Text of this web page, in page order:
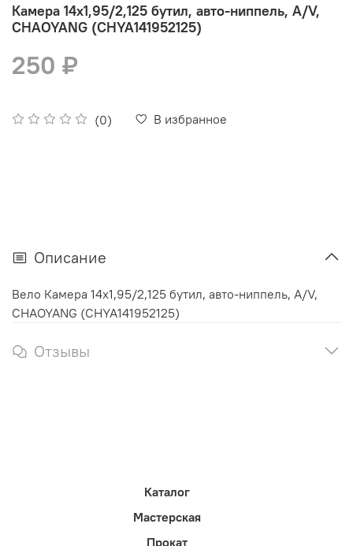
Камера 14x1,95/2,125 бутил, авто-ниппель, A/V,
CHAOYANG (CHYA141952125)
(0) В избранное
250 ₽
Описание
Вело Камера 14x1,95/2,125 бутил, авто-ниппель, A/V,
CHAOYANG (CHYA141952125)
Отзывы
Каталог
Мастерская
Прокат